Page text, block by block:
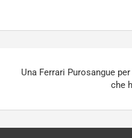
Una Ferrari Purosangue
che